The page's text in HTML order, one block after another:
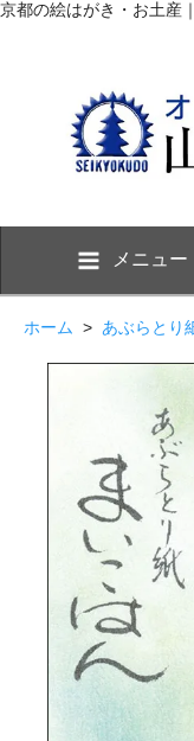
京都の絵はがき・お土産
メニュー
ホーム > あぶらとり